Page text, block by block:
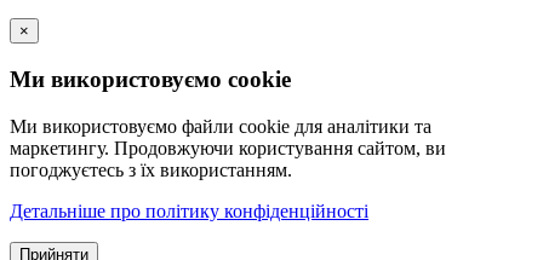
×
Ми використовуємо cookie
Ми використовуємо файли cookie для аналітики та
маркетингу. Продовжуючи користування сайтом, ви
погоджуєтесь з їх використанням.
Детальніше про політику конфіденційності
Прийняти